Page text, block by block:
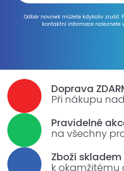
Odběr novinek můžete kdykoliv zrušit.
kontaktní informace naleznete
Doprava
Při nákupu
Pravidelné
na všechny
Zboží skladem
k